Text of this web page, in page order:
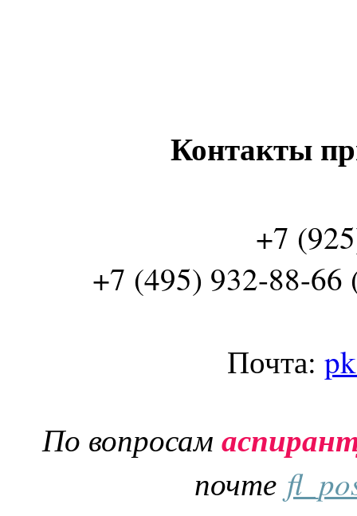
Контакты
+7
+7 (495) 932-88-66
Почта:
По вопросам
почте